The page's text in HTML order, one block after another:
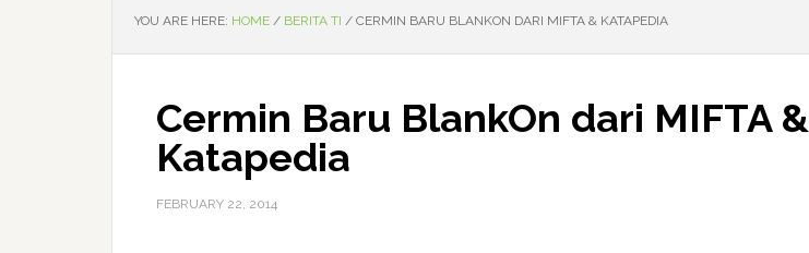
YOU ARE HERE: HOME / BERITA TI / CERMIN BARU BLANKON DARI MIFTA & KATAPEDIA
Cermin Baru BlankOn dari MIFTA &
Katapedia
FEBRUARY 22, 2014